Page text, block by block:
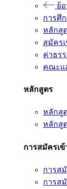
ย้
การศึ
หลักสู
สมัคร
ค่าธร
คณะแ
หลักสูตร
หลักสู
หลักสู
การสมัครเ
การส
การส